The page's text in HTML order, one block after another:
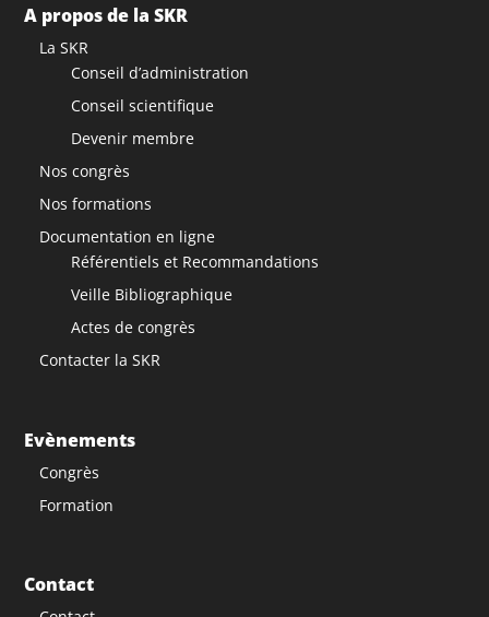
A propos de la SKR
La SKR
Conseil d’administration
Conseil scientifique
Devenir membre
Nos congrès
Nos formations
Documentation en ligne
Référentiels et Recommandations
Veille Bibliographique
Actes de congrès
Contacter la SKR
Evènements
Congrès
Formation
Contact